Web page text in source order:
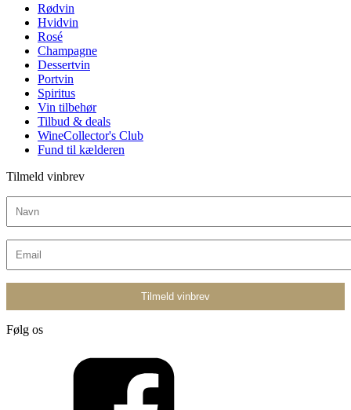
Rødvin
Hvidvin
Rosé
Champagne
Dessertvin
Portvin
Spiritus
Vin tilbehør
Tilbud & deals
WineCollector's Club
Fund til kælderen
Tilmeld vinbrev
Følg os